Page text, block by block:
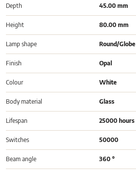
Depth 45.00 mm
Height 80.00 mm
Lamp shape Round/Globe
Finish Opal
Colour White
Body material Glass
Lifespan 25000 hours
Switches 50000
Beam angle 360 °